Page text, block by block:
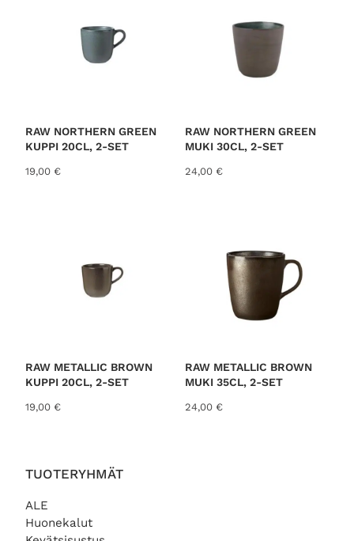
TUOTERYHMÄT
ALE
Huonekalut
RAW NORTHERN GREEN
KUPPI 20CL, 2-SET
19,00 €
RAW NORTHERN GREEN
MUKI 30CL, 2-SET
24,00 €
RAW METALLIC BROWN
KUPPI 20CL, 2-SET
19,00 €
RAW METALLIC BROWN
MUKI 35CL, 2-SET
24,00 €